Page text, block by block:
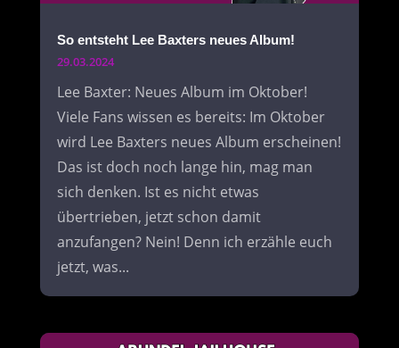
So entsteht Lee Baxters neues Album!
29.03.2024
Lee Baxter: Neues Album im Oktober!
Viele Fans wissen es bereits: Im Oktober
wird Lee Baxters neues Album erscheinen!
Das ist doch noch lange hin, mag man
sich denken. Ist es nicht etwas
übertrieben, jetzt schon damit
anzufangen? Nein! Denn ich erzähle euch
jetzt, was...